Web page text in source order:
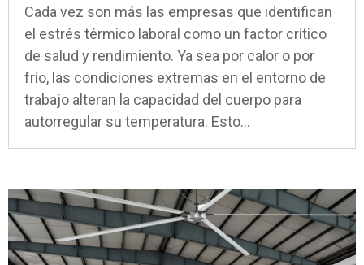
Cada vez son más las empresas que identifican
el estrés térmico laboral como un factor crítico
de salud y rendimiento. Ya sea por calor o por
frío, las condiciones extremas en el entorno de
trabajo alteran la capacidad del cuerpo para
autorregular su temperatura. Esto...